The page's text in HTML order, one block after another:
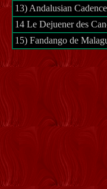
13) Andalusian Cadence
14 LeDejuenerdes
15) Fandango de